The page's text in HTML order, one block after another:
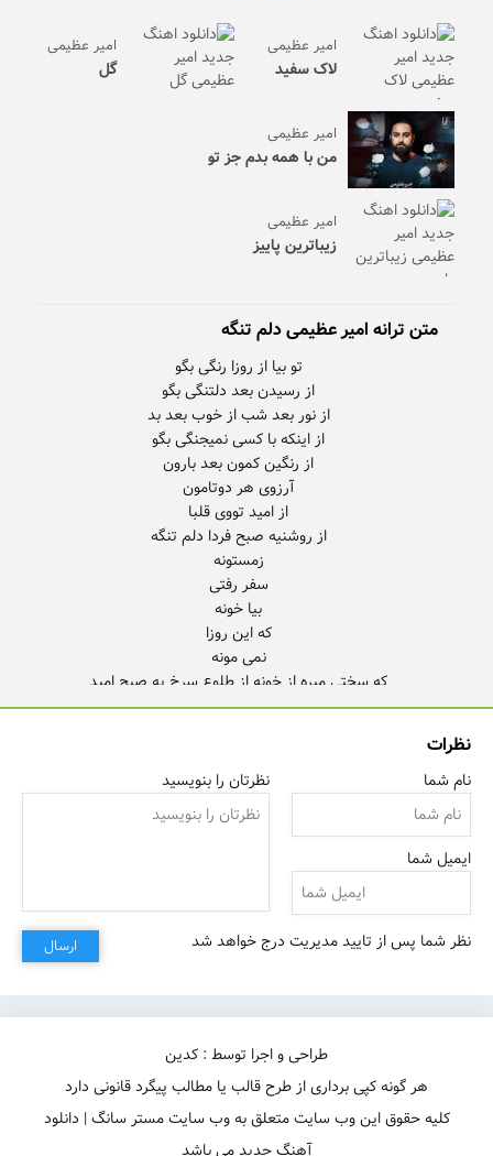
امیر عظیمی
لاک سفید
امیر عظیمی
گل
امیر عظیمی
من با همه بدم جز تو
امیر عظیمی
زیباترین پاییز
متن ترانه امیر عظیمی دلم تنگه
که این روزا
که سختی میره از خونه دلم تنگه
زمستونه
که این روزا
نمی مونه
که سختی میره از خونه
نظرات
نام شما
ایمیل شما
نظرتان را بنویسید
نظر شما پس از تایید مدیریت درج خواهد شد ارسال
طراحی و اجرا توسط : کدین
هر گونه کپی برداری از طرح قالب یا مطالب پیگرد قانونی دارد
کلیه حقوق این وب سایت متعلق به وب سایت مستر سانگ | دانلود
آهنگ جدید می باشد